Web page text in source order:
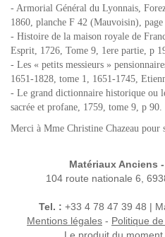
- Armorial Général du Lyonnais,
1860, planche F 42 (Mauvoisin),
- Histoire de la maison royale de
Esprit, 1726, Tome 9, 1ere partie, p
- Les « petits messieurs »
1651-1828, tome 1, 1651-1745,
- Le grand dictionnaire historique ou
sacrée et profane, 1759, tome 9, p 90.
Merci à Mme Christine Chazeau pour
Matériaux Anciens
104 route nationale 6,
Tel. : +33 4 78 47 39 48 |
Mentions légales - Politique
Le produit du moment